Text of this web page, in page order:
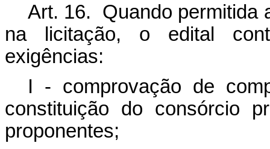
Art. 16. Quando permitida
na licitação, o edital
exigências:
I - comprovação de
constituição do consórcio
proponentes;